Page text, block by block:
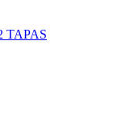
TAPAS